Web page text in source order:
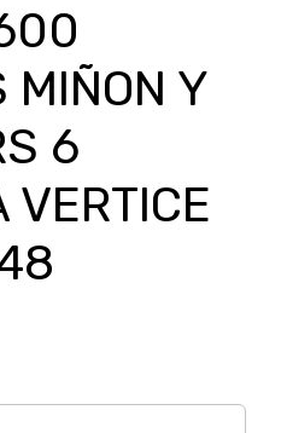
MIÑON Y
6
VERTICE